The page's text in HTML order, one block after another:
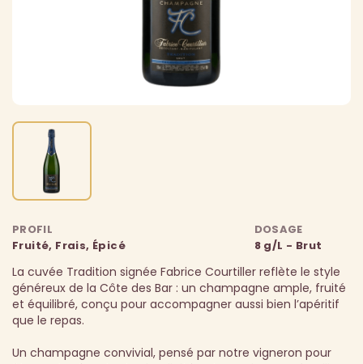
PROFIL
Fruité, Frais, Épicé
DOSAGE
8 g/L - Brut
La cuvée Tradition signée Fabrice Courtiller reflète le style
généreux de la Côte des Bar : un champagne ample, fruité
et équilibré, conçu pour accompagner aussi bien l’apéritif
que le repas.
Un champagne convivial, pensé par notre vigneron pour